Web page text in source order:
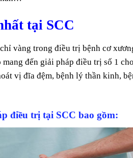
tại SCC
vàng trong điều trị bệnh cơ
đến giải pháp điều trị số 1
vị đĩa đệm, bệnh lý thần kinh,
điều trị tại SCC bao gồm: